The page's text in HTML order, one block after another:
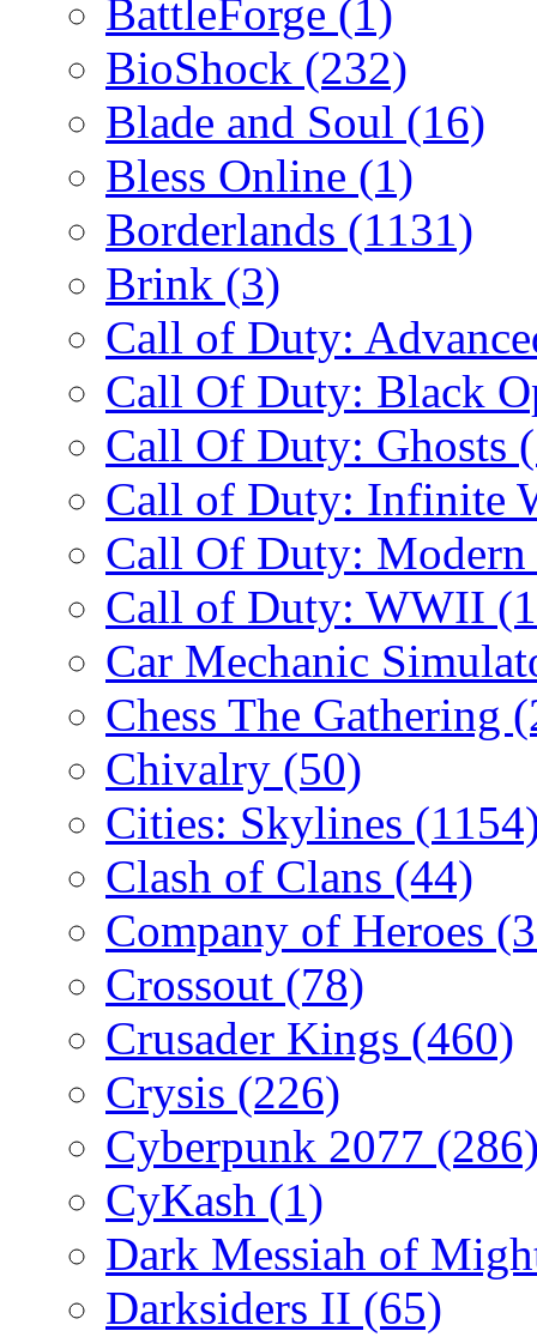
BattleForge (1)
BioShock (232)
Blade and Soul (16)
Bless Online (1)
Borderlands (1131)
Brink (3)
Call of Duty:
Call Of Duty: Black
Call Of Duty: Ghosts
Call of Duty: Infinite
Call Of Duty:
Call of Duty: WWII
Car Mechanic
Chess The Gathering
Chivalry (50)
Cities: Skylines
Clash of Clans (44)
Company of Heroes
Crossout (78)
Crusader Kings (460)
Crysis (226)
Cyberpunk 2077
CyKash (1)
Dark Messiah of
Darksiders II (65)